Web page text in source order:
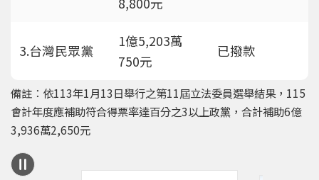
3.台灣民眾黨
1億5,203萬
750元
已撥款
備註：依113年1月13日舉行之第11屆立法委員選舉結果，115
會計年度應補助符合得票率達百分之3以上政黨，合計補助6億
3,936萬2,650元